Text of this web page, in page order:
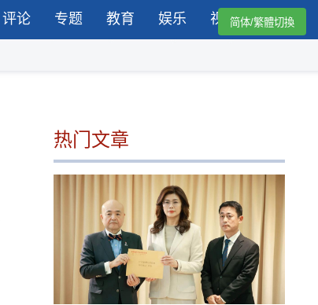
评论 专题 教育 娱乐 视频简体/繁體切換
热门文章